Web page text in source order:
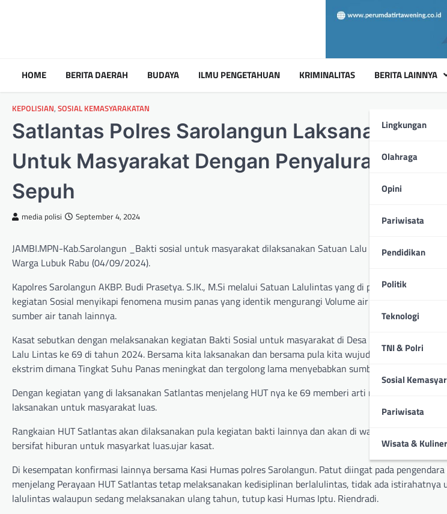
HOME BERITA DAERAH BUDAYA ILMU PENGETAHUAN KRIMINALITAS BERITA LAINNYA
Lingkungan
Olahraga
Opini
Pariwisata
Pendidikan
Politik
Teknologi
TNI & Polri
Sosial
Pariwisata
Wisata & Kuliner
KEPOLISIAN, SOSIAL KEMASYARAKATAN
Satlantas Polres Sarolangun Laksanakan
Untuk Masyarakat Dengan Penyaluran Air
Sepuh
media polisi September 4, 2024
JAMBI.MPN-Kab.Sarolangun _Bakti sosial untuk masyarakat dilaksanakan Satuan Lalu Lintas Polres
Warga Lubuk Rabu (04/09/2024).
Kapolres Sarolangun AKBP. Budi Prasetya. S.IK., M.Si melalui Satuan Lalulintas yang di pimpin Akp. Rio
kegiatan Sosial menyikapi fenomena musim panas yang identik mengurangi Volume air baik itu di
sumber air tanah lainnya.
Kasat sebutkan dengan melaksanakan kegiatan Bakti Sosial untuk masyarakat di Desa Lubuk Sepuh
Lalu Lintas ke 69 di tahun 2024. Bersama kita laksanakan dan bersama pula kita wujudkan kepedulian
ekstrim dimana Tingkat Suhu Panas meningkat dan tergolong lama menyebabkan sumber air menipis.
Dengan kegiatan yang di laksanakan Satlantas menjelang HUT nya ke 69 memberi arti mendalam bahwa
laksanakan untuk masyarakat luas.
Rangkaian HUT Satlantas akan dilaksanakan pula kegiatan bakti lainnya dan akan di warnai kegiatan
bersifat hiburan untuk masyarkat luas.ujar kasat.
Di kesempatan konfirmasi lainnya bersama Kasi Humas polres Sarolangun. Patut diingat pada
menjelang Perayaan HUT Satlantas tetap melaksanakan kedisiplinan berlalulintas, tidak ada istirahatnya
lalulintas walaupun sedang melaksanakan ulang tahun, tutup kasi Humas Iptu. Riendradi.